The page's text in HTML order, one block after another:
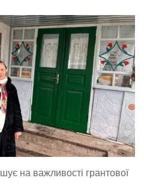
на важливості грантової